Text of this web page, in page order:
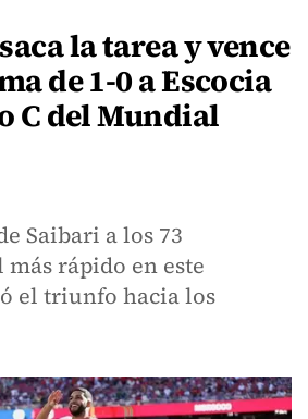
la tarea y vence
de 1-0 a Escocia
C del Mundial
Saibari a los 73
más rápido en este
el triunfo hacia los